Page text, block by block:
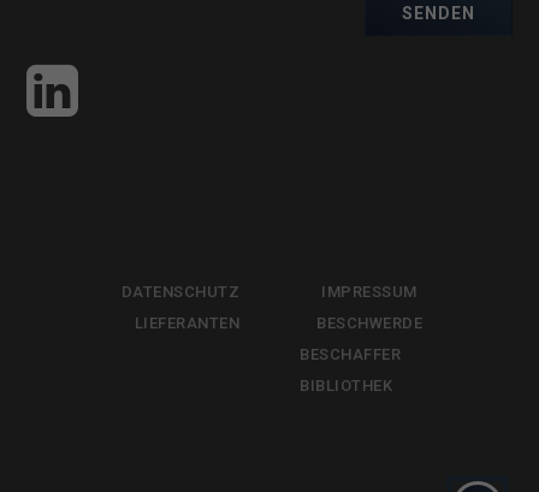
SENDEN
DATENSCHUTZ
LIEFERANTEN
IMPRESSUM
BESCHWERDE
BESCHAFFER
BIBLIOTHEK